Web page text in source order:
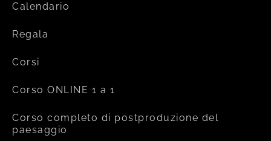
Calendario
Regala
Corsi
Corso ONLINE 1 a 1
Corso completo di postproduzione del
paesaggio